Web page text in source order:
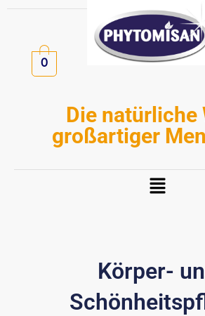
Zum
springen
0
Die natürliche
großartiger
Menü
Körper-